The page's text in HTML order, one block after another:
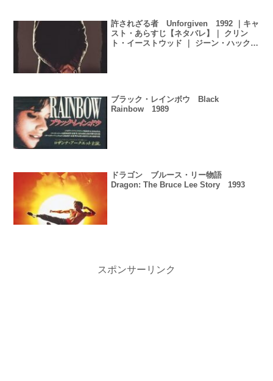
許されざる者 Unforgiven 1992 ｜キャ
スト・あらすじ【ネタバレ】｜ クリン
ト・イーストウッド ｜ ジーン・ハックマ
ブラック・レインボウ Black
Rainbow 1989
ドラゴン ブルース・リー物語
Dragon: The Bruce Lee Story 1993
スポンサーリンク